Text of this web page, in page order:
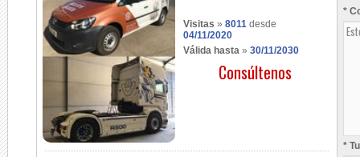
Visitas » 8011 desde
04/11/2020
Válida hasta » 30/11/2030
Consúltenos
*
*